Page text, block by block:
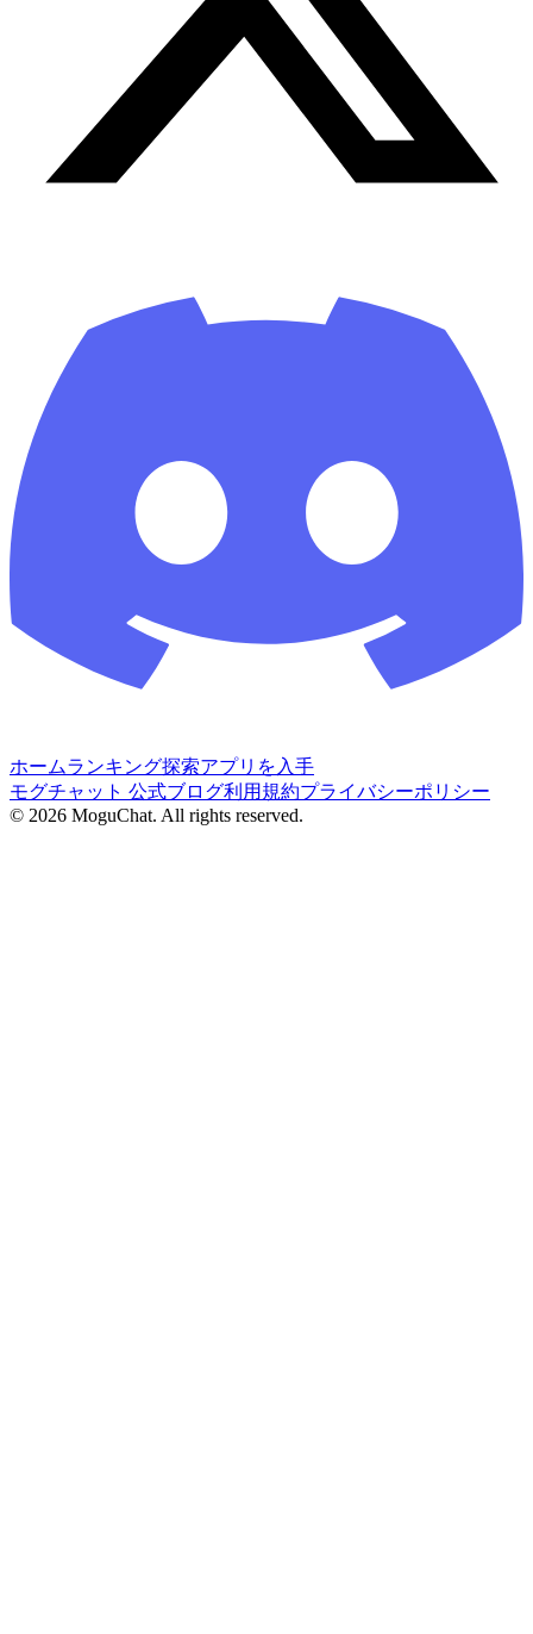
ホームランキング探索アプリを入手
モグチャット 公式ブログ利用規約プライバシーポリシー
© 2026 MoguChat. All rights reserved.